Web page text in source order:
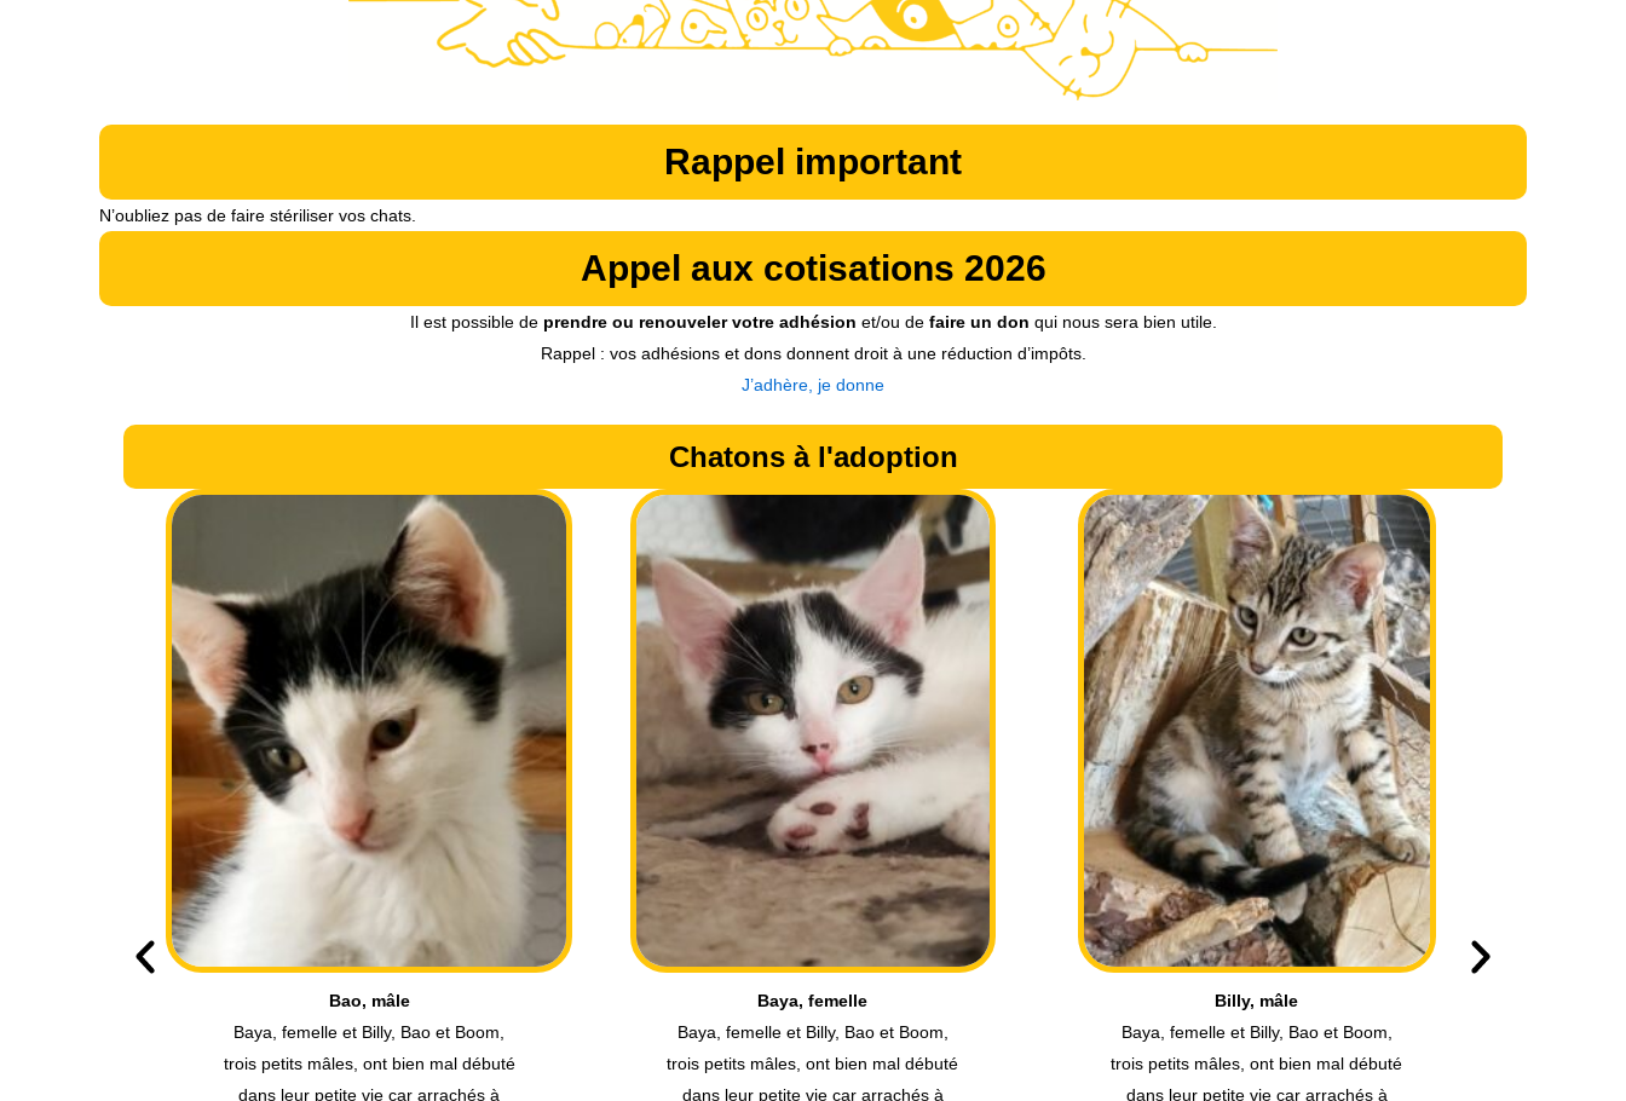
Rappel important
N’oubliez pas de faire stériliser vos chats.
Appel aux cotisations 2026
Il est possible de prendre ou renouveler votre adhésion et/ou de faire un don qui nous sera bien utile.
Rappel : vos adhésions et dons donnent droit à une réduction d’impôts.
J’adhère, je donne
Chatons à l'adoption
Baya, femelle
Baya, femelle et Billy, Bao et Boom,
trois petits mâles, ont bien mal débuté
dans leur petite vie car arrachés à
Billy, mâle
Baya, femelle et Billy, Bao et Boom,
trois petits mâles, ont bien mal débuté
dans leur petite vie car arrachés à
Boom, mâle
Baya, femelle et Billy, Bao et Boom,
trois petits mâles, ont bien mal débuté
dans leur petite vie car arrachés à